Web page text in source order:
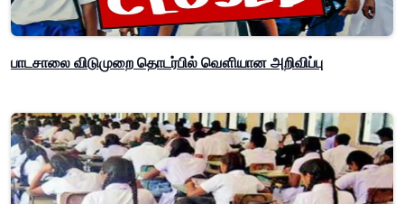
பாடசாலை விடுமுறை தொடர்பில் வௌியான அறிவிப்பு